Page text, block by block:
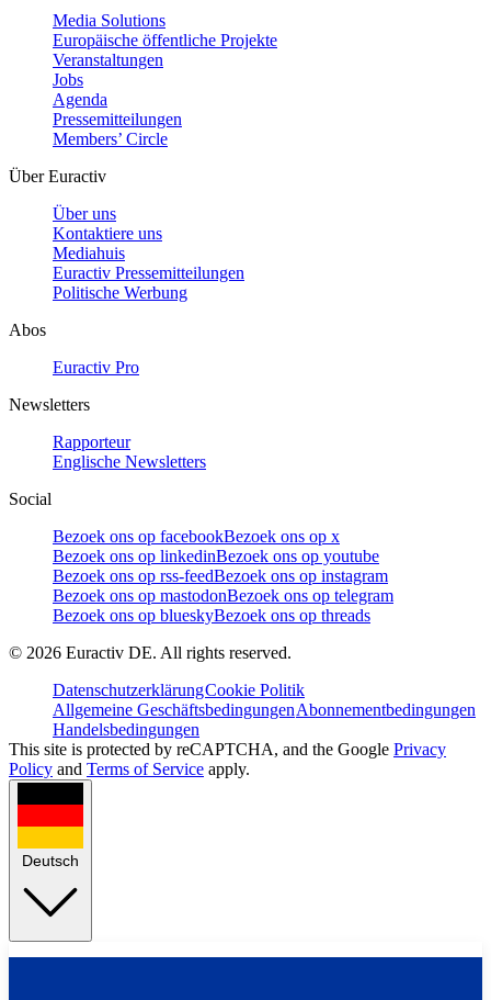
Media Solutions
Europäische öffentliche Projekte
Veranstaltungen
Jobs
Agenda
Pressemitteilungen
Members’ Circle
Über Euractiv
Über uns
Kontaktiere uns
Mediahuis
Euractiv Pressemitteilungen
Politische Werbung
Abos
Euractiv Pro
Newsletters
Rapporteur
Englische Newsletters
Social
Bezoek ons op facebookBezoek ons op x
Bezoek ons op linkedinBezoek ons op youtube
Bezoek ons op rss-feedBezoek ons op instagram
Bezoek ons op mastodonBezoek ons op telegram
Bezoek ons op blueskyBezoek ons op threads
© 2026 Euractiv DE. All rights reserved.
DatenschutzerklärungCookie Politik
Allgemeine GeschäftsbedingungenAbonnementbedingungen
Handelsbedingungen
This site is protected by reCAPTCHA, and the Google Privacy
Policy and Terms of Service apply.
Deutsch